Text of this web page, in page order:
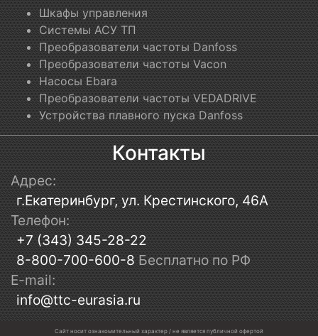
Шкафы управления
Системы АСУ ТП
Преобразователи частоты Danfoss
Преобразователи частоты Vacon
Насосы Ebara
Преобразователи частоты VEDADRIVE
Устройства плавного пуска Danfoss
Контакты
Адрес:
г.Екатеринбург, ул. Крестинского, 46А
Телефон:
+7 (343) 345-28-22
8-800-700-600-8 Бесплатно по РФ
E-mail:
info@ttc-eurasia.ru
Сайт носит ознакомительный характер / не является публичной офертой